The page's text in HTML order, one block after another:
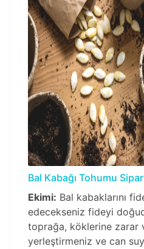
Bal Kabağı Tohumu
Ekimi: Bal kabaklarını
edecekseniz fideyi
toprağa, köklerine zarar
yerleştirmeniz ve can